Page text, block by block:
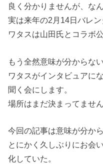
良く分かりませんが、な
実は来年の2月14日バレン
ワタスは山田氏とコラボ
もう全然意味が分からな
ワタスがインタビュアに
聞く会にします。
場所はまだ決まってません
今回の記事は意味が分か
とにかく久しぶりにお会
化していた。